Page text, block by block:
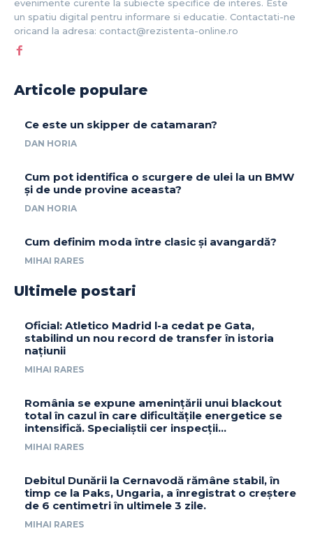
evenimente curente la subiecte specifice de interes. Este
un spatiu digital pentru informare si educatie. Contactati-ne
oricand la adresa: contact@rezistenta-online.ro
Articole populare
Ce este un skipper de catamaran?
DAN HORIA
Cum pot identifica o scurgere de ulei la un BMW
și de unde provine aceasta?
DAN HORIA
Cum definim moda între clasic și avangardă?
MIHAI RARES
Ultimele postari
Oficial: Atletico Madrid l-a cedat pe Gata,
stabilind un nou record de transfer în istoria
națiunii
MIHAI RARES
România se expune amenințării unui blackout
total în cazul în care dificultățile energetice se
intensifică. Specialiștii cer inspecții…
MIHAI RARES
Debitul Dunării la Cernavodă rămâne stabil, în
timp ce la Paks, Ungaria, a înregistrat o creștere
de 6 centimetri în ultimele 3 zile.
MIHAI RARES